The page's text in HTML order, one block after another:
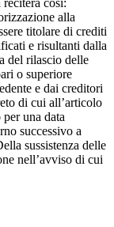
così:
alla
titolare di crediti
e risultanti dalla
del rilascio delle
o superiore
e dai creditori
di cui all’articolo
una data
successivo a
sussistenza delle
nell’avviso di cui